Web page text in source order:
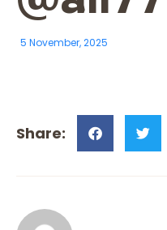
5 November, 2025